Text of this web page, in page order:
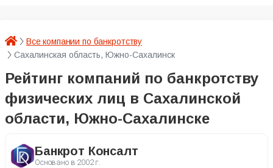
Все компании по банкротству
Сахалинская область, Южно-Сахалинск
Рейтинг компаний по банкротству
физических лиц в Сахалинской
области, Южно-Сахалинске
Банкрот Консалт
Основано в 2002 г.